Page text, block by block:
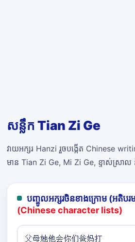
សន្លឹក Tian Zi Ge
វាយអក្សរ Hanzi រួចបង្កើត Chinese
មាន Tian Zi Ge, Mi Zi Ge, ខ្ទាស់ស្រាល
បញ្ចូលអក្សរចិនខាងក្រោម (អតិបរ
(Chinese character lists)